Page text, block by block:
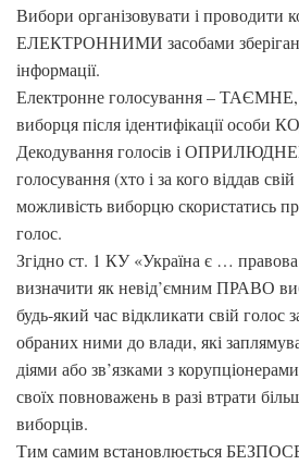
Вибори організовувати і проводити
ЕЛЕКТРОННИМИ засобами
інформації.
Електронне голосування – ТАЄМНЕ,
виборця після ідентифікації
Декодування голосів і
голосування (хто і за кого віддав
можливість виборцю скористатись
голос.
Згідно ст. 1 КУ «Україна є …
визначити як невід’ємним ПРАВО
будь-який час відкликати свій голос
обраних ними до влади, які
діями або зв’язками з
своїх повноважень в разі втрати
виборців.
Тим самим встановлюється